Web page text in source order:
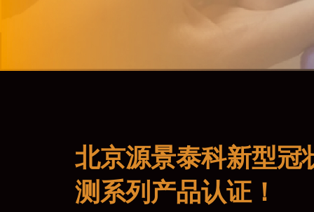
北京源景泰科新型冠
测系列产品认证！